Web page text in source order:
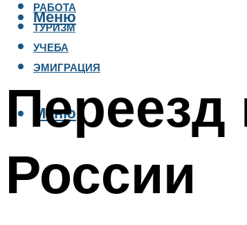
РАБОТА
ТУРИЗМ
УЧЕБА
ЭМИГРАЦИЯ
Меню
Меню
России